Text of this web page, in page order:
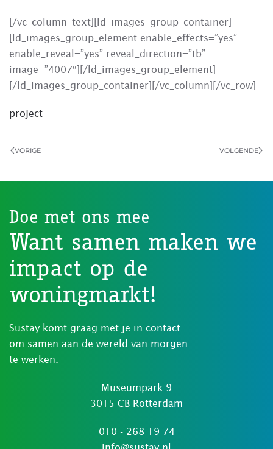
[/vc_column_text][ld_images_group_container]
[ld_images_group_element enable_effects=”yes”
enable_reveal=”yes” reveal_direction=”tb”
image=”4007″][/ld_images_group_element]
[/ld_images_group_container][/vc_column][/vc_row]
project
VORIGE VOLGENDE
Doe met ons mee
Want samen maken we
impact op de
woningmarkt!
Sustay komt graag met je in contact
om samen aan de wereld van morgen
te werken.
Museumpark 9
3015 CB Rotterdam
010 - 268 19 74